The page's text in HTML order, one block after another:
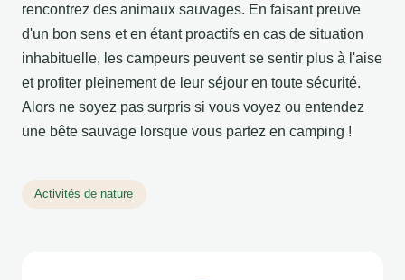
rencontrez des animaux sauvages. En faisant preuve
d'un bon sens et en étant proactifs en cas de situation
inhabituelle, les campeurs peuvent se sentir plus à l'aise
et profiter pleinement de leur séjour en toute sécurité.
Alors ne soyez pas surpris si vous voyez ou entendez
une bête sauvage lorsque vous partez en camping !
Activités de nature